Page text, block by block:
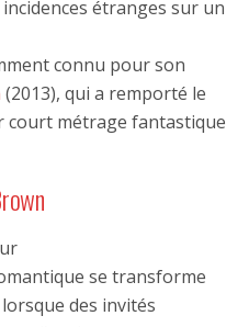
étranges sur un
connu pour son
(2013), qui a remporté le
court métrage fantastique
se transforme
des invités